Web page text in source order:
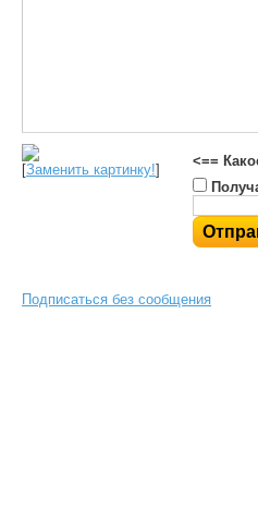
[Заменить картинку!]
<==
Подписаться без сообщения